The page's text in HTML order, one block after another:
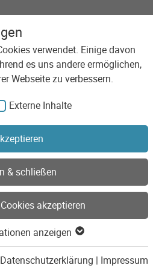
verwendet. Einige davon
es uns andere ermöglichen,
Webseite zu verbessern.
Externe Inhalte
& schließen
akzeptieren
anzeigen
Datenschutzerklärung | Impressum
Leistungen Technologie
der